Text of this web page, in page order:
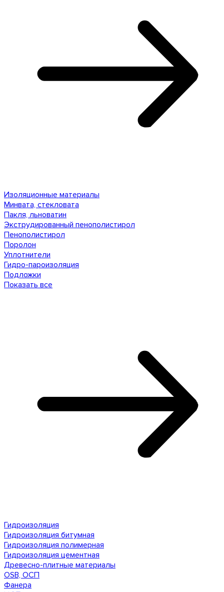
Изоляционные материалы
Минвата, стекловата
Пакля, льноватин
Экструдированный пенополистирол
Пенополистирол
Поролон
Уплотнители
Гидро-пароизоляция
Подложки
Показать все
Гидроизоляция
Гидроизоляция битумная
Гидроизоляция полимерная
Гидроизоляция цементная
Древесно-плитные материалы
OSB, ОСП
Фанера